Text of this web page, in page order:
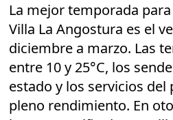
La mejor temporada
Villa La Angostura es el
diciembre a marzo. Las
entre 10 y 25°C, los
estado y los servicios
pleno rendimiento. En